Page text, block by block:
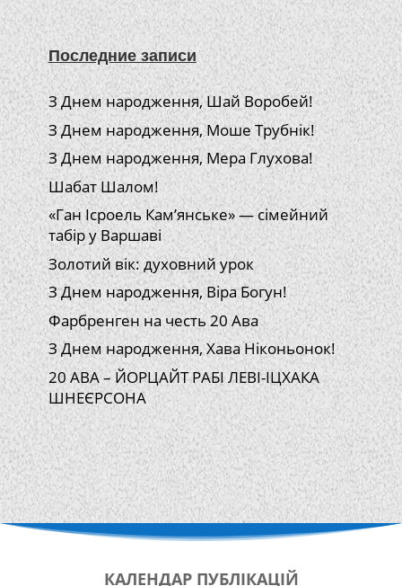
Последние записи
З Днем народження, Шай Воробей!
З Днем народження, Моше Трубнік!
З Днем народження, Мера Глухова!
Шабат Шалом!
«Ган Ісроель Кам’янське» — сімейний
табір у Варшаві
Золотий вік: духовний урок
З Днем народження, Віра Богун!
Фарбренген на честь 20 Ава
З Днем народження, Хава Ніконьонок!
20 АВА – ЙОРЦАЙТ РАБІ ЛЕВІ-ІЦХАКА
ШНЕЄРСОНА
КАЛЕНДАР ПУБЛІКАЦІЙ